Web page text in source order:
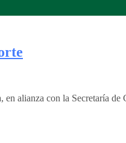
alianza con la Secretaría